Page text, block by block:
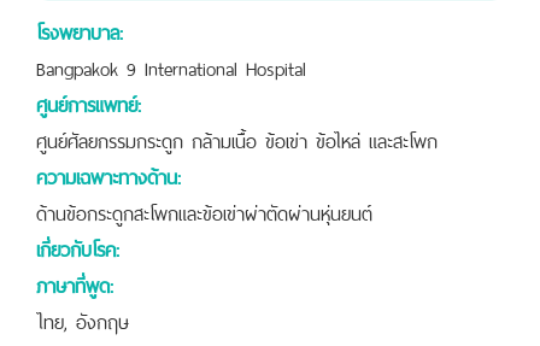
โรงพยาบาล:
Bangpakok 9 International Hospital
ศูนย์การแพทย์:
ศูนย์ศัลยกรรมกระดูก กล้ามเนื้อ ข้อเข่า ข้อไหล่ และสะโพก
ความเฉพาะทางด้าน:
ด้านข้อกระดูกสะโพกและข้อเข่าผ่าตัดผ่านหุ่นยนต์
เกี่ยวกับโรค:
ภาษาที่พูด:
ไทย, อังกฤษ